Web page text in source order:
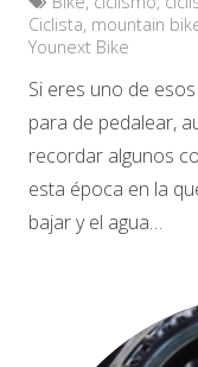
Ciclista, mountain
Younext Bike
Si eres uno de
para de pedalear,
recordar algunos
esta época en la
bajar y el agua…